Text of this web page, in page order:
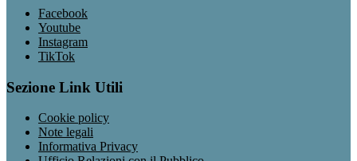
Facebook
Youtube
Instagram
TikTok
Sezione Link Utili
Cookie policy
Note legali
Informativa Privacy